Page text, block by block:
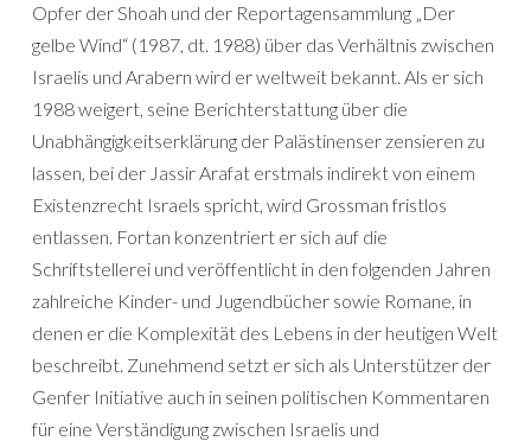
Opfer der Shoah und der Reportagensammlung „Der
gelbe Wind“ (1987, dt. 1988) über das Verhältnis zwischen
Israelis und Arabern wird er weltweit bekannt. Als er sich
1988 weigert, seine Berichterstattung über die
Unabhängigkeitserklärung der Palästinenser zensieren zu
lassen, bei der Jassir Arafat erstmals indirekt von einem
Existenzrecht Israels spricht, wird Grossman fristlos
entlassen. Fortan konzentriert er sich auf die
Schriftstellerei und veröffentlicht in den folgenden Jahren
zahlreiche Kinder- und Jugendbücher sowie Romane, in
denen er die Komplexität des Lebens in der heutigen Welt
beschreibt. Zunehmend setzt er sich als Unterstützer der
Genfer Initiative auch in seinen politischen Kommentaren
für eine Verständigung zwischen Israelis und